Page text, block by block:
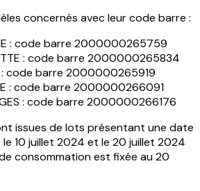
concernés avec leur code barre :
: code barre 2000000265759
: code barre 2000000265834
: code barre 2000000265919
: code barre 2000000266091
: code barre 2000000266176
issues de lots présentant une date
10 juillet 2024 et le 20 juillet 2024
consommation est fixée au 20